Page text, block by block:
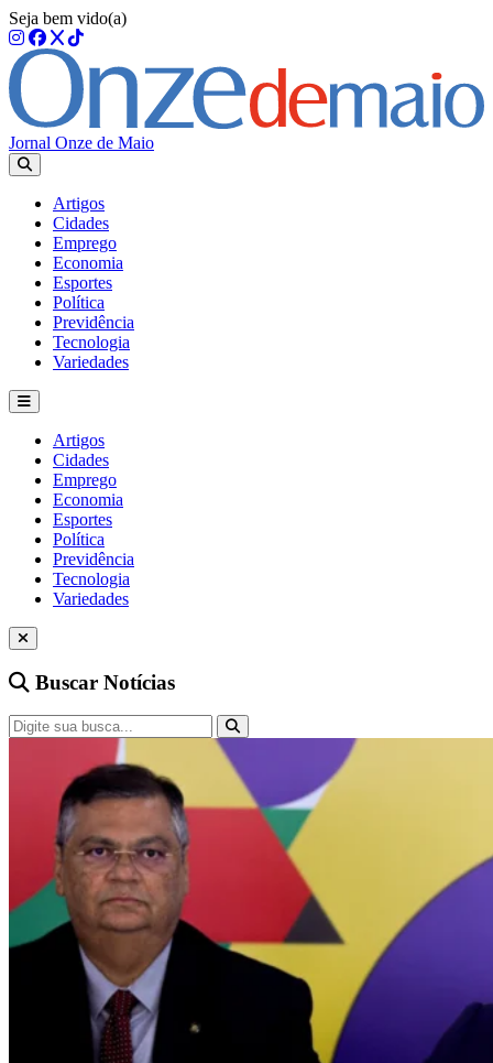
Seja bem vido(a)
Jornal Onze de Maio
Artigos
Cidades
Emprego
Economia
Esportes
Política
Previdência
Tecnologia
Variedades
Artigos
Cidades
Emprego
Economia
Esportes
Política
Previdência
Tecnologia
Variedades
Buscar Notícias